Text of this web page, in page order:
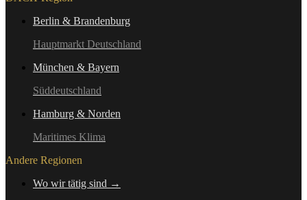
Berlin & Brandenburg
Hauptmarkt Deutschland
München & Bayern
Süddeutschland
Hamburg & Norden
Maritimes Klima
Andere Regionen
Wo wir tätig sind →